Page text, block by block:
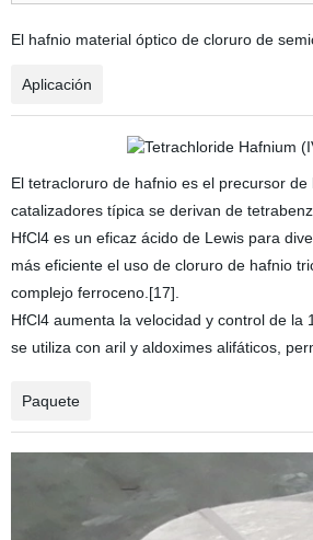
El hafnio material óptico de cloruro de
Aplicación
El tetracloruro de hafnio es el precursor
catalizadores típica se derivan de
HfCl4 es un eficaz ácido de Lewis para
más eficiente el uso de cloruro de hafnio
complejo ferroceno.[17].
HfCl4 aumenta la velocidad y control de
se utiliza con aril y aldoximes alifáticos,
Paquete